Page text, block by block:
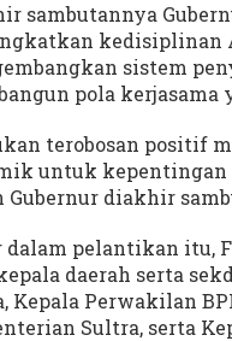
sambutannya
kedisiplinan
sistem
pola kerjasama
terobosan positif
untuk kepentingan
Gubernur diakhir
dalam pelantikan itu,
daerah serta
Kepala Perwakilan
Sultra, serta